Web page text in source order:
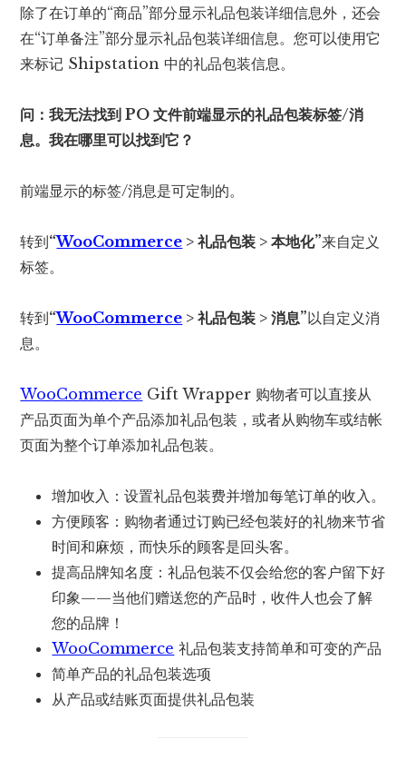
除了在订单的“商品”部分显示礼品包装详细信息外，还会
在“订单备注”部分显示礼品包装详细信息。您可以使用它
来标记 Shipstation 中的礼品包装信息。
问：我无法找到 PO 文件前端显示的礼品包装标签/消
息。我在哪里可以找到它？
前端显示的标签/消息是可定制的。
转到“WooCommerce > 礼品包装 > 本地化”来自定义
标签。
转到“WooCommerce > 礼品包装 > 消息”以自定义消
息。
WooCommerce Gift Wrapper 购物者可以直接从
产品页面为单个产品添加礼品包装，或者从购物车或结帐
页面为整个订单添加礼品包装。
增加收入：设置礼品包装费并增加每笔订单的收入。
方便顾客：购物者通过订购已经包装好的礼物来节省
时间和麻烦，而快乐的顾客是回头客。
提高品牌知名度：礼品包装不仅会给您的客户留下好
印象——当他们赠送您的产品时，收件人也会了解
您的品牌！
WooCommerce 礼品包装支持简单和可变的产品
简单产品的礼品包装选项
从产品或结账页面提供礼品包装